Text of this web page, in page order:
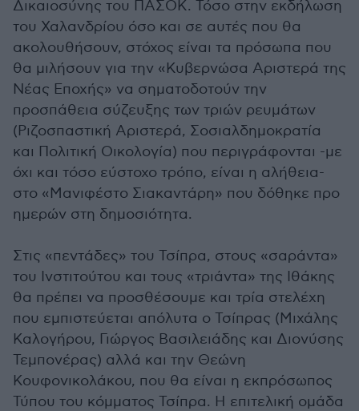
Δικαιοσύνης του ΠΑΣΟΚ. Τόσο στην εκδήλωση
του Χαλανδρίου όσο και σε αυτές που θα
ακολουθήσουν, στόχος είναι τα πρόσωπα που
θα μιλήσουν για την «Κυβερνώσα Αριστερά της
Νέας Εποχής» να σηματοδοτούν την
προσπάθεια σύζευξης των τριών ρευμάτων
(Ριζοσπαστική Αριστερά, Σοσιαλδημοκρατία
και Πολιτική Οικολογία) που περιγράφονται -με
όχι και τόσο εύστοχο τρόπο, είναι η αλήθεια-
στο «Μανιφέστο Σιακαντάρη» που δόθηκε προ
ημερών στη δημοσιότητα.
Στις «πεντάδες» του Τσίπρα, στους «σαράντα»
του Ινστιτούτου και τους «τριάντα» της Ιθάκης
θα πρέπει να προσθέσουμε και τρία στελέχη
που εμπιστεύεται απόλυτα ο Τσίπρας (Μιχάλης
Καλογήρου, Γιώργος Βασιλειάδης και Διονύσης
Τεμπονέρας) αλλά και την Θεώνη
Κουφονικολάκου, που θα είναι η εκπρόσωπος
Τύπου του κόμματος Τσίπρα. Η επιτελική ομάδα